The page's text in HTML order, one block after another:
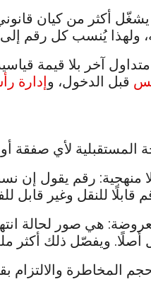
أكثر من كيان
ولهذا يُنسب كل رقم إلى
آخر بلا قيمة
قبل الدخول، وإدارة
المستقبلية لأي صفقة
رقم يقول إن
قابلًا للنقل وغير قابل
هي صور لحالة
أصلًا. ويفصّل ذلك أكثر
المخاطرة